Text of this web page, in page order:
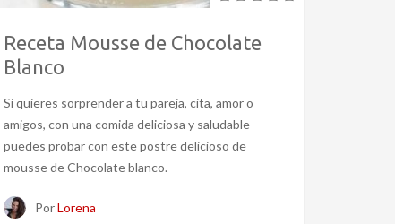
Receta Mousse de Chocolate
Blanco
Si quieres sorprender a tu pareja, cita, amor o
amigos, con una comida deliciosa y saludable
puedes probar con este postre delicioso de
mousse de Chocolate blanco.
PorLorena